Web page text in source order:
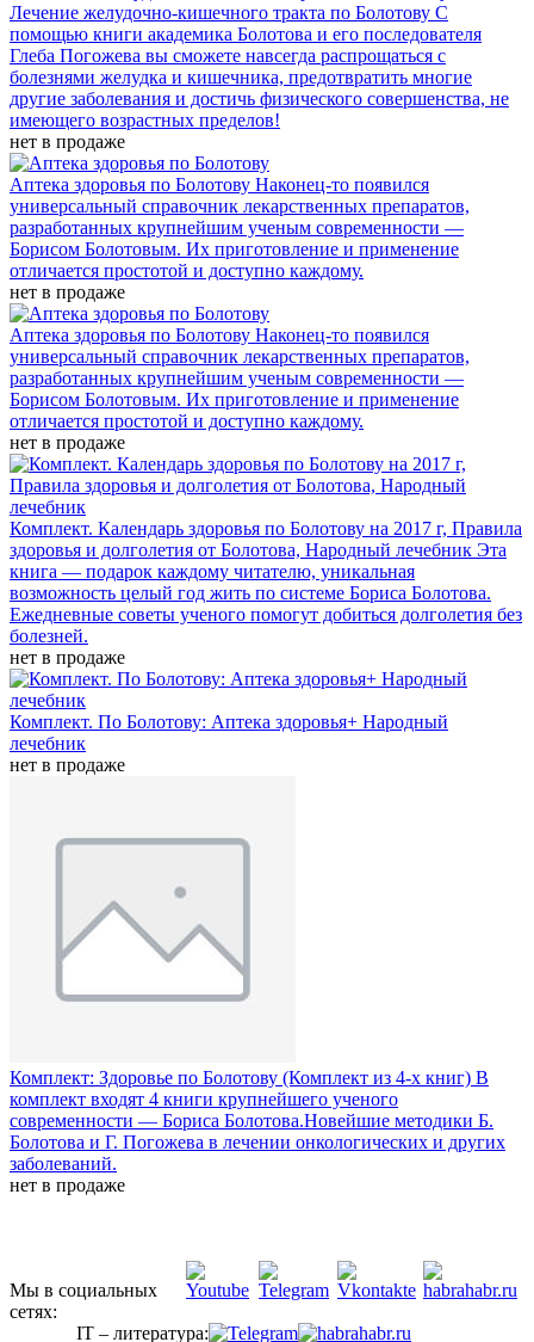
Лечение желудочно-кишечного тракта по Болотову С
помощью книги академика Болотова и его последователя
Глеба Погожева вы сможете навсегда распрощаться с
болезнями желудка и кишечника, предотвратить многие
другие заболевания и достичь физического совершенства, не
имеющего возрастных пределов!
нет в продаже
Аптека здоровья по Болотову Наконец-то появился
универсальный справочник лекарственных препаратов,
разработанных крупнейшим ученым современности —
Борисом Болотовым. Их приготовление и применение
отличается простотой и доступно каждому.
нет в продаже
Аптека здоровья по Болотову Наконец-то появился
универсальный справочник лекарственных препаратов,
разработанных крупнейшим ученым современности —
Борисом Болотовым. Их приготовление и применение
отличается простотой и доступно каждому.
нет в продаже
Комплект. Календарь здоровья по Болотову на 2017 г, Правила
здоровья и долголетия от Болотова, Народный лечебник Эта
книга — подарок каждому читателю, уникальная
возможность целый год жить по системе Бориса Болотова.
Ежедневные советы ученого помогут добиться долголетия без
болезней.
нет в продаже
Комплект. По Болотову: Аптека здоровья+ Народный
лечебник
нет в продаже
Комплект: Здоровье по Болотову (Комплект из 4-х книг) В
комплект входят 4 книги крупнейшего ученого
современности — Бориса Болотова.Новейшие методики Б.
Болотова и Г. Погожева в лечении онкологических и других
заболеваний.
нет в продаже
Мы в социальных
сетях:
IT – литература: